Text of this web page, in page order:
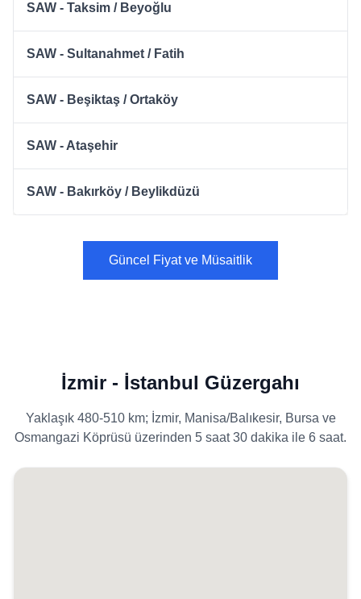
SAW - Taksim / Beyoğlu
SAW - Sultanahmet / Fatih
SAW - Beşiktaş / Ortaköy
SAW - Ataşehir
SAW - Bakırköy / Beylikdüzü
Güncel Fiyat ve Müsaitlik
İzmir - İstanbul Güzergahı
Yaklaşık 480-510 km; İzmir, Manisa/Balıkesir, Bursa ve
Osmangazi Köprüsü üzerinden 5 saat 30 dakika ile 6 saat.